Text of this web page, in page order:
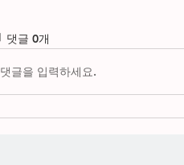
댓글 0개
댓글을 입력하세요.